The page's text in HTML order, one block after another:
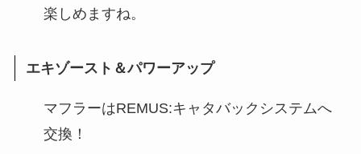
楽しめますね。
エキゾースト＆パワーアップ
マフラーはREMUS:キャタバックシステムへ
交換！